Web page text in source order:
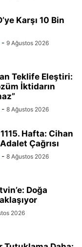
Karşı 10 Bin
- 9 Ağustos 2026
Teklife Eleştiri:
İktidarın
- 8 Ağustos 2026
Hafta: Cihan
Çağrısı
- 8 Ağustos 2026
Doğa
2026